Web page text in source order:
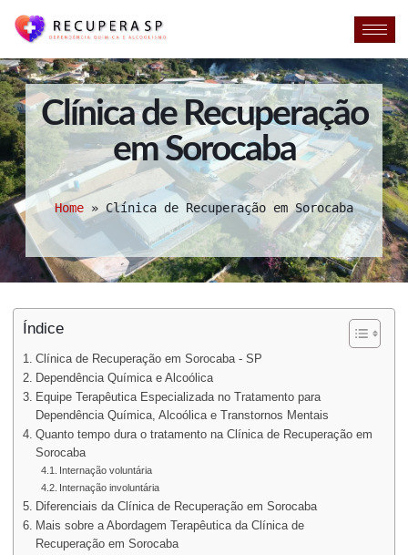
Clínica de Recuperação
em Sorocaba
Home »Clínica de Recuperação em Sorocaba
Índice
Clínica de Recuperação em Sorocaba - SP
Dependência Química e Alcoólica
Equipe Terapêutica Especializada no Tratamento para
Dependência Química, Alcoólica e Transtornos Mentais
Quanto tempo dura o tratamento na Clínica de Recuperação em
Sorocaba
Internação voluntária
Internação involuntária
Diferenciais da Clínica de Recuperação em Sorocaba
Mais sobre a Abordagem Terapêutica da Clínica de
Recuperação em Sorocaba